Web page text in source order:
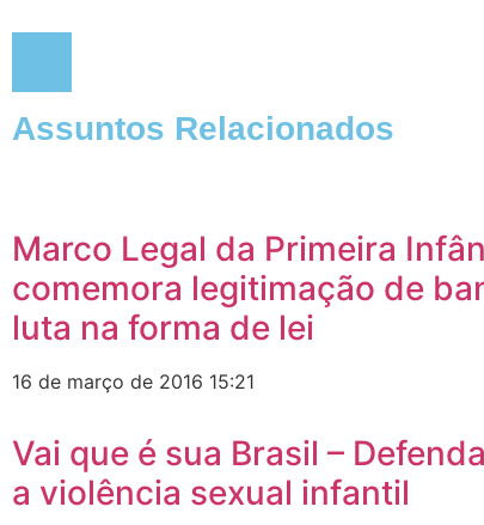
Assuntos Relacionados
Marco Legal da Primeira
comemora legitimação de
luta na forma de lei
16 de março de 2016 15:21
Vai que é sua Brasil –
a violência sexual infantil